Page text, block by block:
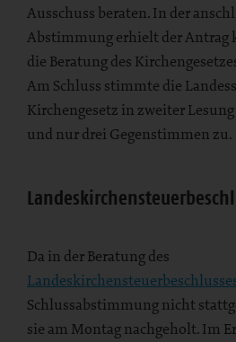
Ausschuss beraten. In der
Abstimmung erhielt der Antrag
die Beratung des
Am Schluss stimmte die
Kirchengesetz in zweiter
und nur drei Gegenstimmen zu.
Da in der Beratung des
Schlussabstimmung nicht
sie am Montag nachgeholt. Im